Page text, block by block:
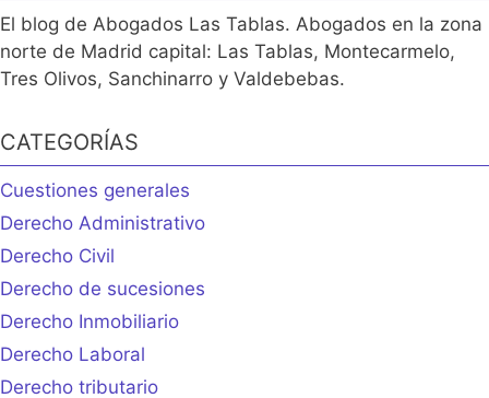
El blog de Abogados Las Tablas. Abogados en la zona
norte de Madrid capital: Las Tablas, Montecarmelo,
Tres Olivos, Sanchinarro y Valdebebas.
CATEGORÍAS
Cuestiones generales
Derecho Administrativo
Derecho Civil
Derecho de sucesiones
Derecho Inmobiliario
Derecho Laboral
Derecho tributario